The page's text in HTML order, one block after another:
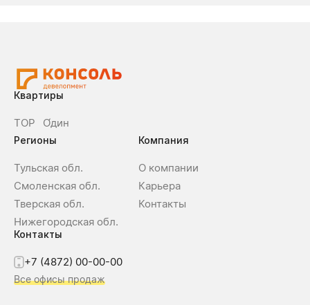
Квартиры
ТОР О́дин
Регионы
Тульская обл.
Смоленская обл.
Тверская обл.
Нижегородская обл.
Компания
О компании
Карьера
Контакты
Контакты
+7 (4872) 00-00-00
Все офисы продаж